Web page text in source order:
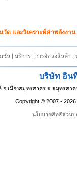
วัด และวิเคราะห์ค่าพลังงาน
ชั่น | บริการ | การจัดส่งสินค้า |
บริษัท อิน
.เมืองสมุทรสาคร จ.สมุทรสา
Copyright © 2007 - 2026
นโยบายสิทธิส่วน